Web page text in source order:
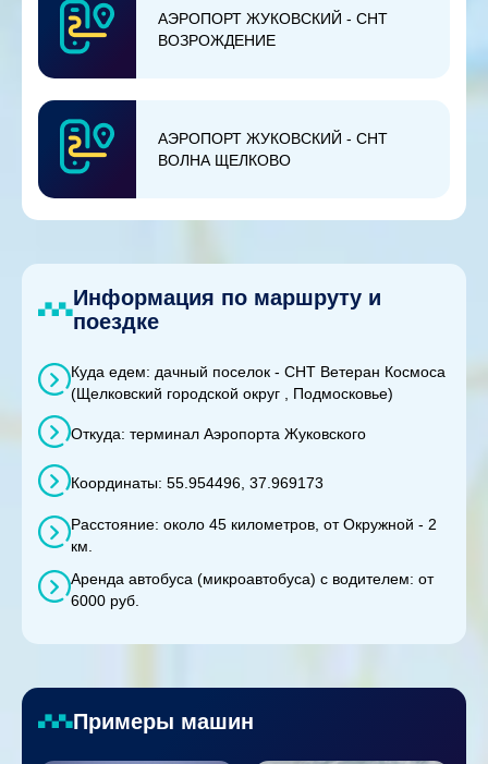
АЭРОПОРТ ЖУКОВСКИЙ - СНТ
ВОЗРОЖДЕНИЕ
АЭРОПОРТ ЖУКОВСКИЙ - СНТ
ВОЛНА ЩЕЛКОВО
Информация по маршруту и
поездке
Куда едем: дачный поселок - СНТ Ветеран Космоса
(Щелковский городской округ , Подмосковье)
Откуда: терминал Аэропорта Жуковского
Координаты: 55.954496, 37.969173
Расстояние: около 45 километров, от Окружной - 2
км.
Аренда автобуса (микроавтобуса) с водителем: от
6000 руб.
Примеры машин